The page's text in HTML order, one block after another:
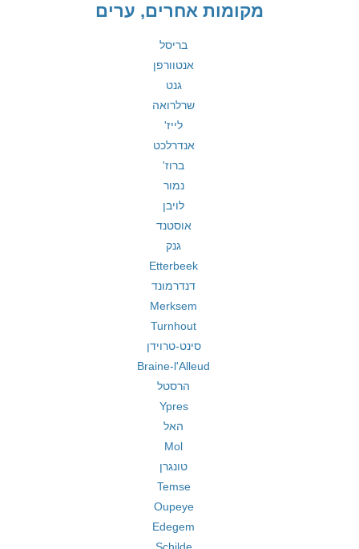
מקומות אחרים, ערים
בריסל
אנטוורפן
גנט
שרלרואה
לייז'
אנדרלכט
ברוז'
נמור
לויבן
אוסטנד
גנק
Etterbeek
דנדרמונד
Merksem
Turnhout
סינט-טרוידן
Braine-l'Alleud
הרסטל
Ypres
האל
Mol
טונגרן
Temse
Oupeye
Edegem